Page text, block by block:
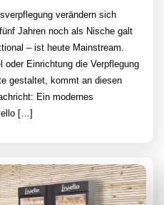
verändern sich
Jahren noch als Nische galt
– ist heute Mainstream.
oder Einrichtung die Verpflegung
gestaltet, kommt an diesen
Ein modernes
[…]